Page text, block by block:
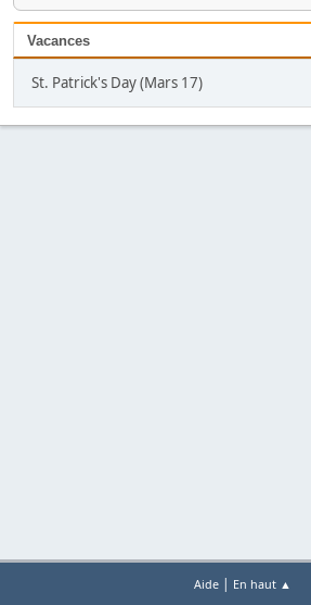
Vacances
St. Patrick's Day (Mars 17)
Aide | En haut ▲